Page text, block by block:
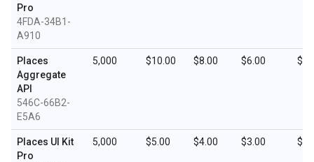
Pro
4FDA-34B1-
A910
Places
Aggregate
API
546C-66B2-
E5A6
5,000 $10.00 $8.00 $6.00
Places UI Kit
Pro
5,000 $5.00 $4.00 $3.00